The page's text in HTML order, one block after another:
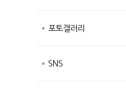
포토갤러리
SNS